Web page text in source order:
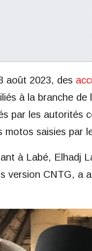
août 2023, des
à la branche
par les autorités
saisies par
à Labé, Elhadj
version CNTG, a